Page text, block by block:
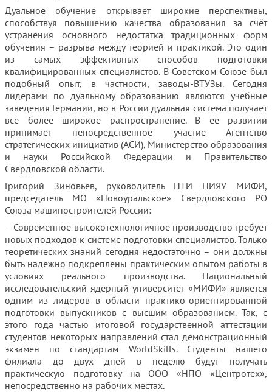
Дуальное обучение открывает широкие перспективы,
способствуя повышению качества образования за счёт
устранения основного недостатка традиционных форм
обучения – разрыва между теорией и практикой. Это один
из самых эффективных способов подготовки
квалифицированных специалистов. В Советском Союзе был
подобный опыт, в частности, заводы-ВТУЗы. Сегодня
лидерами по дуальному образованию являются учебные
заведения Германии, но в России дуальная система получает
всё более широкое распространение. В её развитии
принимает непосредственное участие Агентство
стратегических инициатив (АСИ), Министерство образования
и науки Российской Федерации и Правительство
Свердловской области.
Григорий Зиновьев, руководитель НТИ НИЯУ МИФИ,
председатель МО «Новоуральское» Свердловского РО
Союза машиностроителей России:
– Современное высокотехнологичное производство требует
новых подходов к системе подготовки специалистов. Только
теоретических знаний сегодня недостаточно – они должны
быть надёжно подкреплены практическим опытом работы в
условиях реального производства. Национальный
исследовательский ядерный университет «МИФИ» является
одним из лидеров в области практико-ориентированной
подготовки выпускников с высшим образованием. Так, с
этого года частью итоговой государственной аттестации
студентов некоторых направлений стал демонстрационный
экзамен по стандартам WorldSkills. Студенты нашего
филиала до двух дней в неделю будут получать
практическую подготовку на ООО «НПО «Центротех»,
непосредственно на рабочих местах.